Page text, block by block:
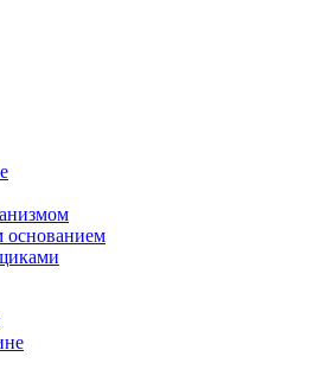
основанием